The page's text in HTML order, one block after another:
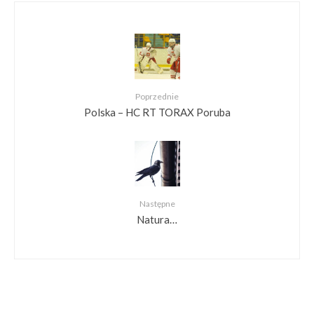
Poprzednie
Polska – HC RT TORAX Poruba
Następne
Natura…